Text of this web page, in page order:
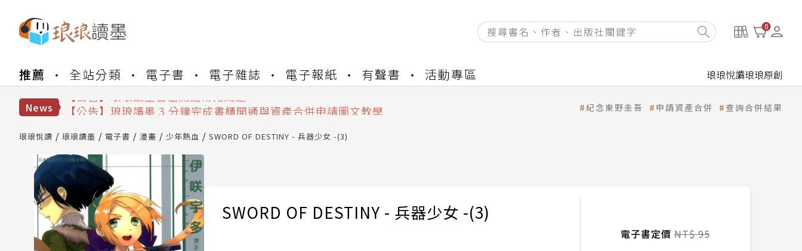
0
推薦 全站分類 電子書 電子雜誌 電子報紙 有聲書 活動專區 琅琅悅讀琅琅原創
News
【公告】琅琅讀墨數位閱讀資產合併與書櫃開通申請
【公告】琅琅讀墨 3 分鐘完成書櫃開通與資產合併申請圖文教學
【公告】琅琅讀墨數位閱讀資產合併與書櫃開通申請
紀念東野圭吾 申請資產合併 查詢合併結果
琅琅悅讀 琅琅讀墨 電子書 漫畫 少年熱血 SWORD OF DESTINY - 兵器少女 -(3)
SWORD OF DESTINY - 兵器少女 -(3)
電子書定價NT$ 95